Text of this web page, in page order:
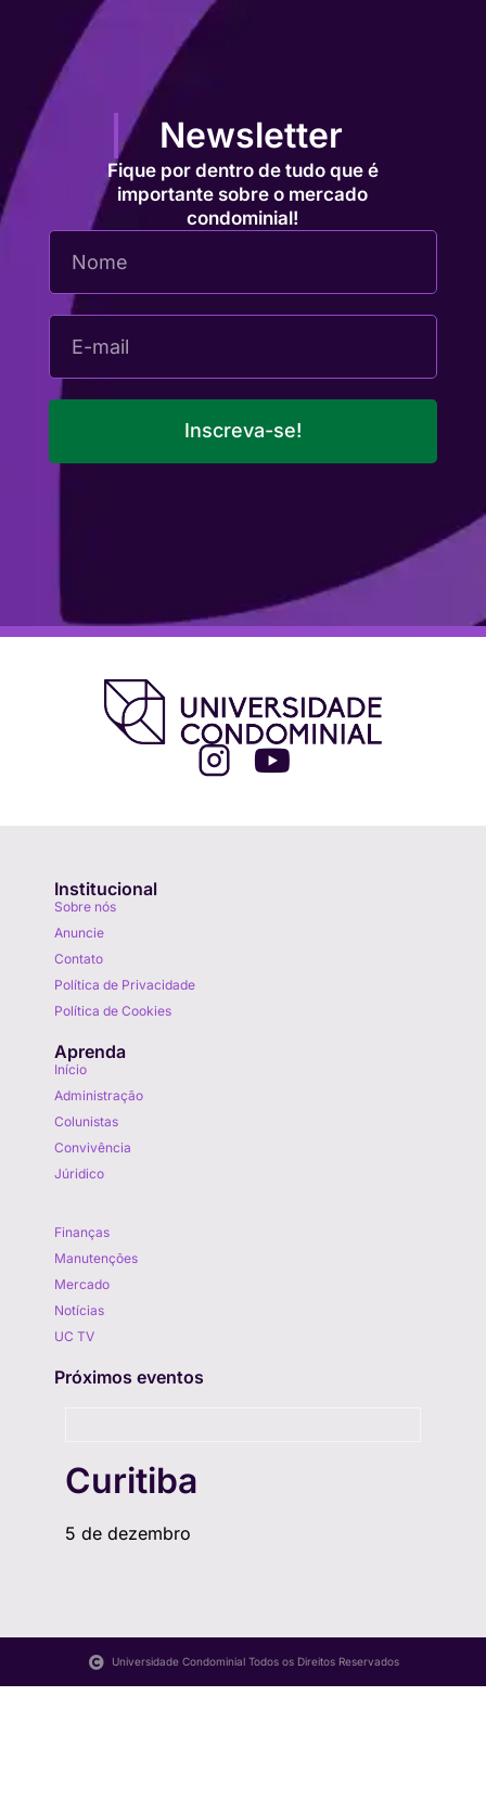
Newsletter
Fique por dentro de tudo que é
importante sobre o mercado
condominial!
Inscreva-se!
Institucional
Sobre nós
Anuncie
Contato
Política de Privacidade
Política de Cookies
Aprenda
Início
Administração
Colunistas
Convivência
Júridico
Finanças
Manutenções
Mercado
Notícias
UC TV
Próximos eventos
Curitiba
5 de dezembro
Universidade Condominial Todos os Direitos Reservados